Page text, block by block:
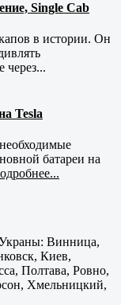
Single Cab
в истории. Он
через...
Tesla
батареи на
Винница,
Киев,
Полтава, Ровно,
Хмельницкий,